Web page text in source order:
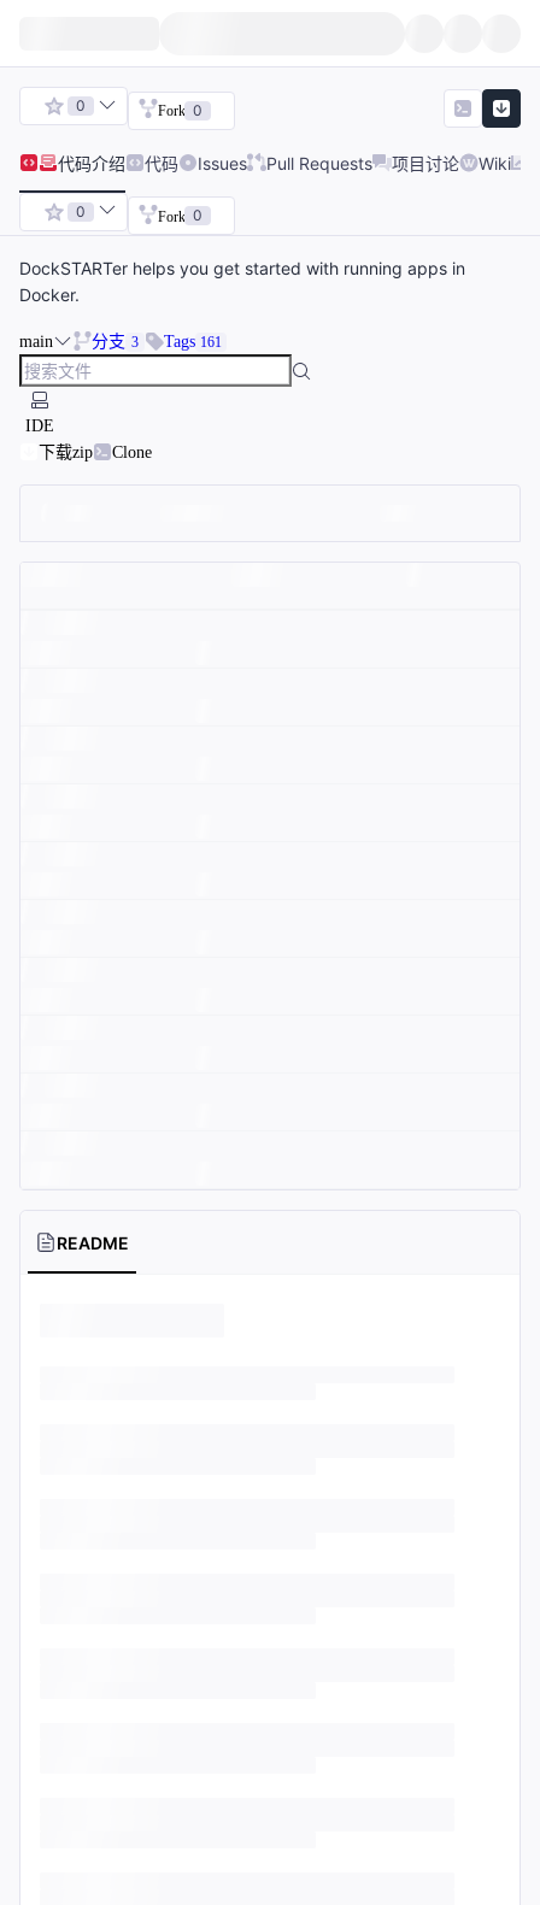
0 Fork 0
代码介绍 代码 Issues Pull Requests 项目讨论 Wiki
0 Fork 0
DockSTARTer helps you get started with running apps in
Docker.
main 分支 3 Tags 161
IDE
下载zip
Clone
README